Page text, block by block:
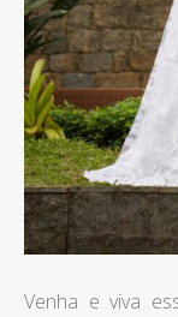
Venha e viva